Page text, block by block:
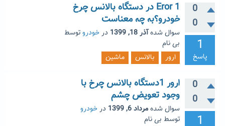
0
0
1
پاسخ
Eror 1 در دستگاه بالانس چرخ
خودرو؟به چه معناست
سوال شدهآذر 18, 1399 درخودروتوسط
بی نام
ارور
بالانس ماشین
0
0
1
ارور 1دستگاه بالانس چرخ با
وجود تعویض چشم
سوال شدهمرداد 6, 1399 درخودرو
توسط بی نام